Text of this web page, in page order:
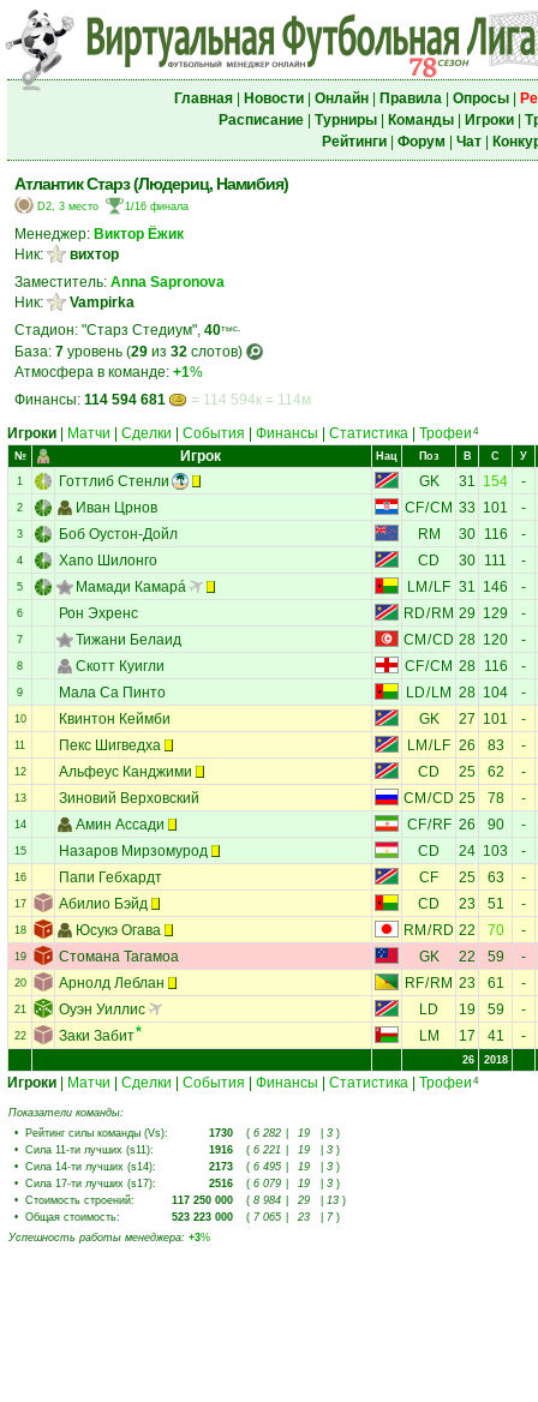
Главная| Новости| Онлайн| Правила| Опросы|
Расписание| Турниры| Команды| Игроки|
Рейтинги| Форум Чат|
Атлантик Старз (Людериц, Намибия)
D2, 3 место 1/16 финала
Менеджер: Виктор Ёжик
Ник:
вихтор
Заместитель: Anna Sapronova
Ник:
Vampirka
Стадион: "Старз Стедиум", 40тыс.
База: 7 уровень (29 из 32 слотов)
Атмосфера в команде: +1%
Финансы: 114 594 681
= 114 594к = 114м
Игроки
Матчи Сделки События Финансы Статистика Трофеи 4
№ Игрок Нац Поз В С У
1 Готтлиб Стенли GK 31 154 -
2 Иван Црнов CF/CM 33 101 -
3 Боб Оустон-Дойл RM 30 116 -
4 Хапо Шилонго CD 30 111 -
5 Мамади Камарá LM / LF 31 146 -
6 Рон Эхренс RD/ RM 29 129 -
7 Тижани Белаид CM /CD 28 120 -
8 Скотт Куигли CF/CM 28 116 -
9 Мала Са Пинто LD/ LM 28 104 -
10 Квинтон Кеймби GK 27 101 -
11 Пекс Шигведха LM / LF 26 83 -
12 Альфеус Канджими CD 25 62 -
13 Зиновий Верховский CM /CD 25 78 -
14 Амин Ассади CF/RF 26 90 -
15 Назаров Мирзомурод CD 24 103 -
16 Папи Гебхардт CF 25 63 -
17 Абилио Бэйд CD 23 51 -
18 Юсукэ Огава RM / RD 22 70 -
19 Стомана Тагамоа GK 22 59 -
20 Арнолд Леблан RF/ RM 23 61 -
21 Оуэн Уиллис LD 19 59 -
22 Заки Забит LM 17 41 -
26 2018
Игроки Матчи Сделки События Финансы Статистика Трофеи 4
Показатели команды:
• Рейтинг силы команды (Vs): 1730 ( 6 282 19 3 )
• Сила 11-ти лучших (s11): 1916 ( 6 221 19 3 )
• Сила 14-ти лучших (s14): 2173 ( 6 495 19 3 )
• Сила 17-ти лучших (s17): 2516 ( 6 079 19 3 )
• Стоимость строений: 117 250 000 ( 8 984 29 13 )
• Общая стоимость: 523 223 000 ( 7 065 23 7 )
Успешность работы менеджера: +3%